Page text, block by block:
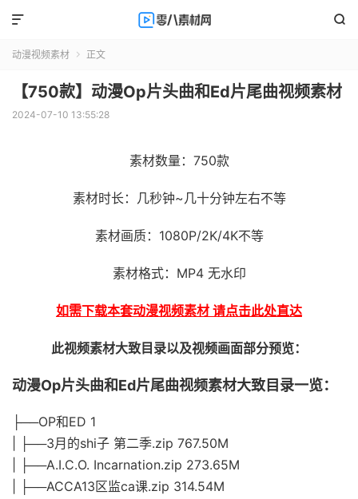


动漫视频素材  正文
【750款】动漫Op片头曲和Ed片尾曲视频素材
2024-07-10 13:55:28
素材数量：750款
素材时长：几秒钟~几十分钟左右不等
素材画质：1080P/2K/4K不等
素材格式：MP4 无水印
如需下载本套动漫视频素材 请点击此处直达
此视频素材大致目录以及视频画面部分预览：
动漫Op片头曲和Ed片尾曲视频素材大致目录一览：
├──OP和ED 1
| ├──3月的shi子 第二季.zip 767.50M
| ├──A.I.C.O. Incarnation.zip 273.65M
| ├──ACCA13区监ca课.zip 314.54M